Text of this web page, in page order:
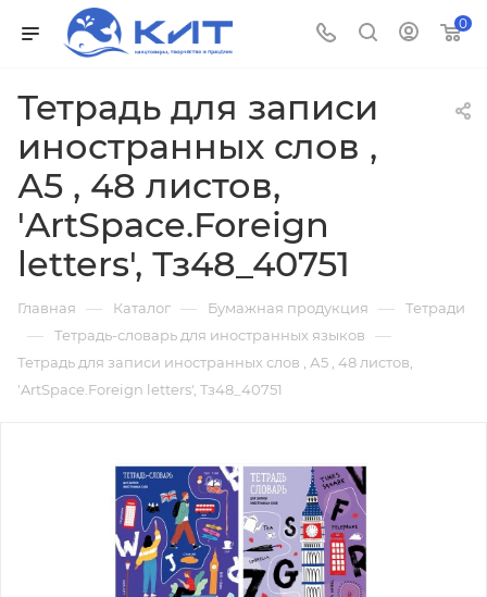
0
Тетрадь для записи
иностранных слов ,
А5 , 48 листов,
'ArtSpace.Foreign
letters', Тз48_40751
Главная — Каталог — Бумажная продукция — Тетради
— Тетрадь-словарь для иностранных языков —
Тетрадь для записи иностранных слов , А5 , 48 листов,
'ArtSpace.Foreign letters', Тз48_40751